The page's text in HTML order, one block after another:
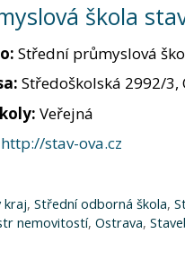
škola
Střední průmyslová
Středoškolská 2992/
Veřejná
http://stav-ova.cz
kraj, Střední odborná škola,
nemovitostí, Ostrava,